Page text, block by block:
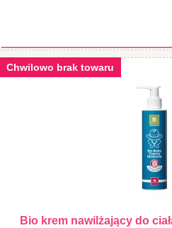
Chwilowo brak towaru
Bio krem nawilżający do